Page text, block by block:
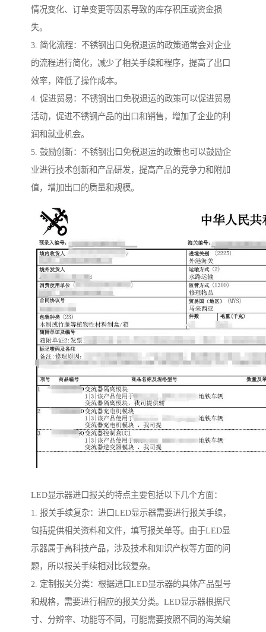
情况变化、订单变更等因素导致的库存积压或资金损
失。
3. 简化流程：不锈钢出口免税退运的政策通常会对企业
的流程进行简化，减少了相关手续和程序，提高了出口
效率，降低了操作成本。
4. 促进贸易：不锈钢出口免税退运的政策可以促进贸易
活动，促进不锈钢产品的出口和销售，增加了企业的利
润和就业机会。
5. 鼓励创新：不锈钢出口免税退运的政策也可以鼓励企
业进行技术创新和产品研发，提高产品的竞争力和附加
值，增加出口的质量和规模。
LED显示器进口报关的特点主要包括以下几个方面：
1. 报关手续复杂：进口LED显示器需要进行报关手续，
包括提供相关资料和文件，填写报关单等。由于LED显
示器属于高科技产品，涉及技术和知识产权等方面的问
题，所以报关手续相对比较复杂。
2. 定制报关分类：根据进口LED显示器的具体产品型号
和规格，需要进行相应的报关分类。LED显示器根据尺
寸、分辨率、功能等不同，可能需要按照不同的海关编